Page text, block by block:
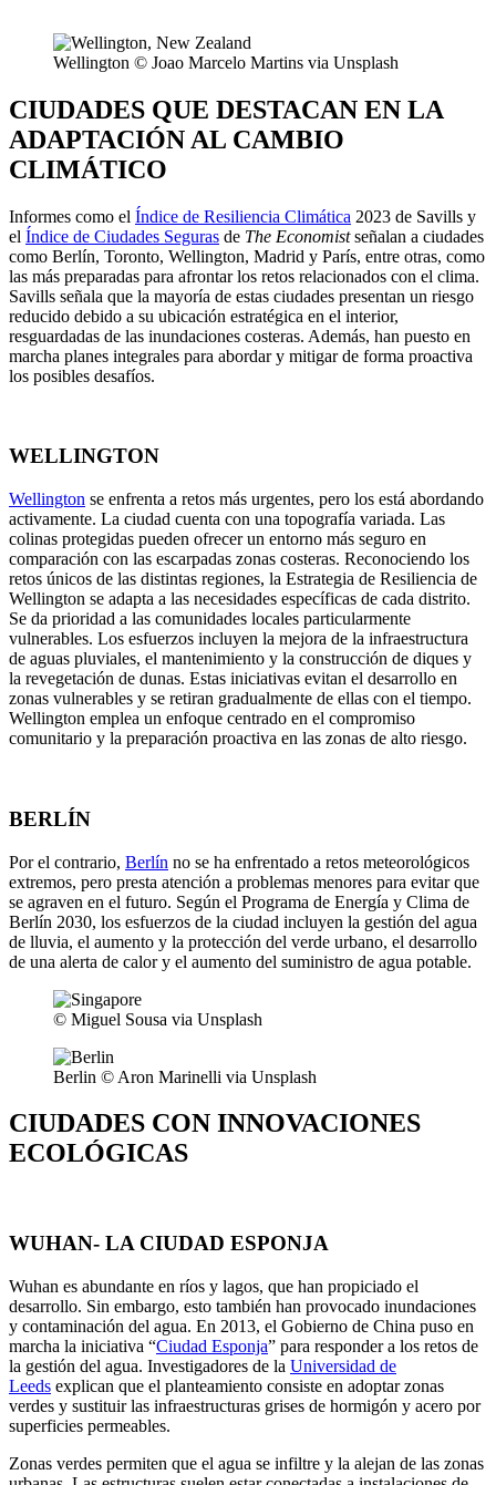
Wellington © Joao Marcelo Martins via Unsplash
CIUDADES QUE DESTACAN EN LA
ADAPTACIÓN AL CAMBIO
CLIMÁTICO
Informes como el Índice de Resiliencia Climática 2023 de Savills y
el Índice de Ciudades Seguras de The Economistseñalan a ciudades
como Berlín, Toronto, Wellington, Madrid y París, entre otras, como
las más preparadas para afrontar los retos relacionados con el clima.
Savills señala que la mayoría de estas ciudades presentan un riesgo
reducido debido a su ubicación estratégica en el interior,
resguardadas de las inundaciones costeras. Además, han puesto en
marcha planes integrales para abordar y mitigar de forma proactiva
los posibles desafíos.
WELLINGTON
Wellington se enfrenta a retos más urgentes, pero los está abordando
activamente. La ciudad cuenta con una topografía variada. Las
colinas protegidas pueden ofrecer un entorno más seguro en
comparación con las escarpadas zonas costeras. Reconociendo los
retos únicos de las distintas regiones, la Estrategia de Resiliencia de
Wellington se adapta a las necesidades específicas de cada distrito.
Se da prioridad a las comunidades locales particularmente
vulnerables. Los esfuerzos incluyen la mejora de la infraestructura
de aguas pluviales, el mantenimiento y la construcción de diques y
la revegetación de dunas. Estas iniciativas evitan el desarrollo en
zonas vulnerables y se retiran gradualmente de ellas con el tiempo.
Wellington emplea un enfoque centrado en el compromiso
comunitario y la preparación proactiva en las zonas de alto riesgo.
BERLÍN
Por el contrario, Berlín no se ha enfrentado a retos meteorológicos
extremos, pero presta atención a problemas menores para evitar que
se agraven en el futuro. Según el Programa de Energía y Clima de
Berlín 2030, los esfuerzos de la ciudad incluyen la gestión del agua
de lluvia, el aumento y la protección del verde urbano, el desarrollo
de una alerta de calor y el aumento del suministro de agua potable.
© Miguel Sousa via Unsplash
Berlin © Aron Marinelli via Unsplash
CIUDADES CON INNOVACIONES
ECOLÓGICAS
WUHAN- LA CIUDAD ESPONJA
Wuhan es abundante en ríos y lagos, que han propiciado el
desarrollo. Sin embargo, esto también han provocado inundaciones
y contaminación del agua. En 2013, el Gobierno de China puso en
marcha la iniciativa “Ciudad Esponja” para responder a los retos de
la gestión del agua. Investigadores de la Universidad de
Leeds explican que el planteamiento consiste en adoptar zonas
verdes y sustituir las infraestructuras grises de hormigón y acero por
superficies permeables.
Zonas verdes permiten que el agua se infiltre y la alejan de las zonas